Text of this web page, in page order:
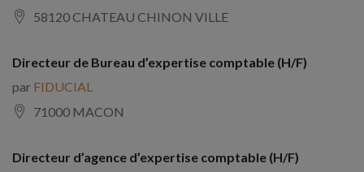
58120 CHATEAU CHINON VILLE
Directeur de Bureau d’expertise comptable (H/F)
par FIDUCIAL
71000 MACON
Directeur d’agence d’expertise comptable (H/F)